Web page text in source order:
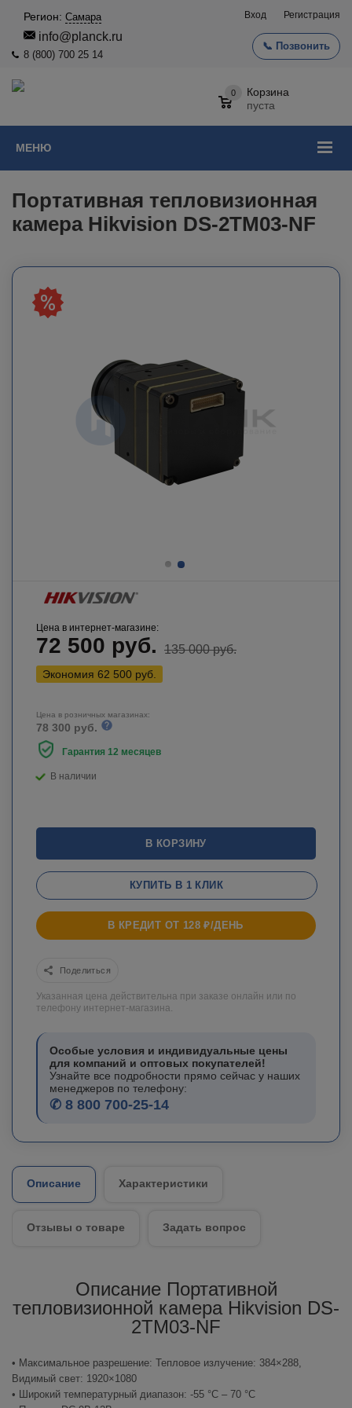
Регион: Самара
info@planck.ru
8 (800) 700 25 14
📞 Позвонить
Вход Регистрация
МЕНЮ
0
Корзина
пуста
Портативная тепловизионная
камера Hikvision DS-2TM03-NF
Цена в интернет-магазине:
72 500 руб. 135 000руб.
Экономия 62 500 руб.
Цена в розничных магазинах:
78 300 руб.
Гарантия 12 месяцев
В наличии
В КОРЗИНУ
КУПИТЬ В 1 КЛИК
В КРЕДИТ ОТ 128 ₽/ДЕНЬ
Поделиться
Указанная цена действительна при заказе онлайн или по
телефону интернет-магазина.
Особые условия и индивидуальные цены
для компаний и оптовых покупателей!
Узнайте все подробности прямо сейчас у наших
менеджеров по телефону:
✆ 8 800 700-25-14
Описание Характеристики
Отзывы о товаре Задать вопрос
Описание Портативной
тепловизионной камера Hikvision DS-
2TM03-NF
• Максимальное разрешение: Тепловое излучение: 384×288,
Видимый свет: 1920×1080
• Широкий температурный диапазон: -55 °C – 70 °C